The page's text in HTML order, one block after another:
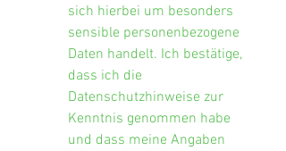
sich hierbei um besonders
sensible personenbezogene
Daten handelt. Ich bestätige,
dass ich die
Datenschutzhinweise zur
Kenntnis genommen habe
und dass meine Angaben